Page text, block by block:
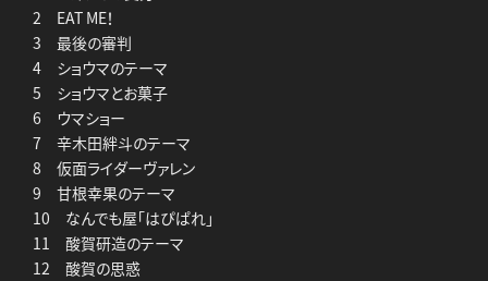
2 EAT ME！
3 最後の審判
4 ショウマのテーマ
5 ショウマとお菓子
6 ウマショー
7 辛木田絆斗のテーマ
8 仮面ライダーヴァレン
9 甘根幸果のテーマ
10 なんでも屋「はぴぱれ」
11 酸賀研造のテーマ
12 酸賀の思惑